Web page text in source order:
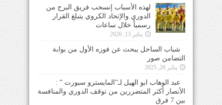
لهذه الأسباب إنسحب فريق البرج من
الدوري والإتحاد الكروي يتبلغ القرار
رسمياً خلال ساعات
يناير 13, 2026
شباب الساحل يبحث عن فوزه الأول من بوابة
التضامن صور
يناير 26, 2025
عبد الوهاب ابو الهيل لـ”المايسترو سبورت ” :
الأنصار أكثر المتضررين من توقف الدوري والمنافسة
بين 7 فرق